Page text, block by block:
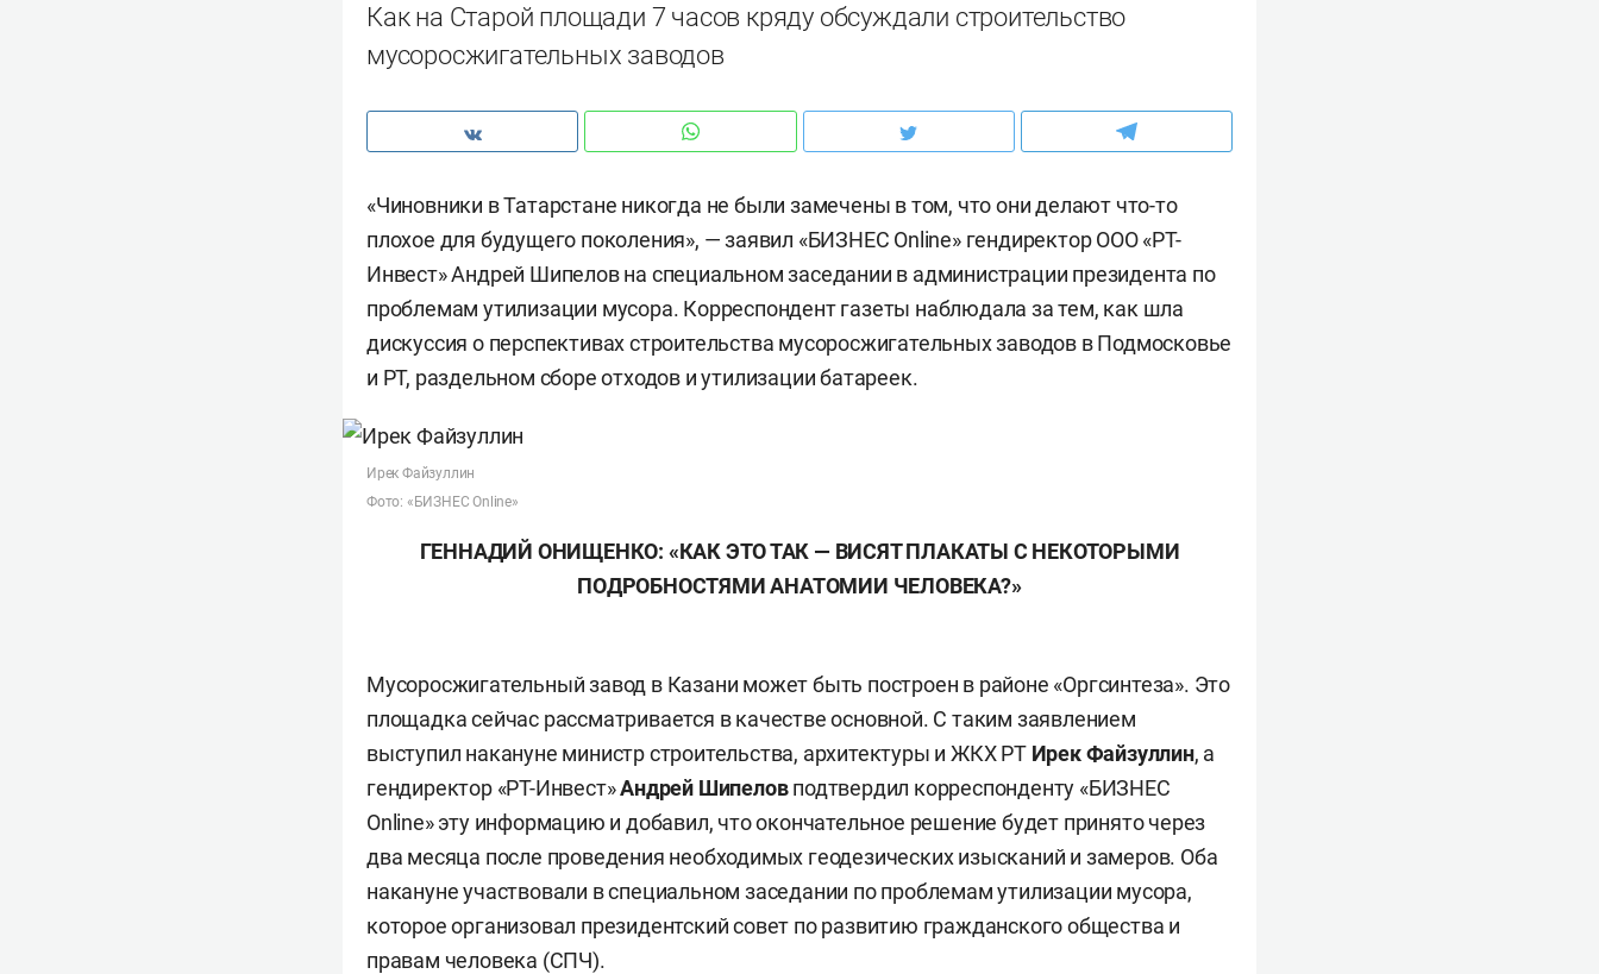
Как на Старой площади 7 часов кряду обсуждали строительство
мусоросжигательных заводов
«Чиновники в Татарстане никогда не были замечены в том, что они делают что-то
плохое для будущего поколения», — заявил «БИЗНЕС Online» гендиректор ООО «РТ-
Инвест» Андрей Шипелов на специальном заседании в администрации президента по
проблемам утилизации мусора. Корреспондент газеты наблюдала за тем, как шла
дискуссия о перспективах строительства мусоросжигательных заводов в Подмосковье
и РТ, раздельном сборе отходов и утилизации батареек.
Ирек Файзуллин
Фото: «БИЗНЕС Online»
ГЕННАДИЙ ОНИЩЕНКО: «КАК ЭТО ТАК — ВИСЯТ ПЛАКАТЫ С НЕКОТОРЫМИ
ПОДРОБНОСТЯМИ АНАТОМИИ ЧЕЛОВЕКА?»
Мусоросжигательный завод в Казани может быть построен в районе «Оргсинтеза». Это
площадка сейчас рассматривается в качестве основной. С таким заявлением
выступил накануне министр строительства, архитектуры и ЖКХ РТ Ирек Файзуллин, а
гендиректор «РТ-Инвест»Андрей Шипеловподтвердил корреспонденту «БИЗНЕС
Online» эту информацию и добавил, что окончательное решение будет принято через
два месяца после проведения необходимых геодезических изысканий и замеров. Оба
накануне участвовали в специальном заседании по проблемам утилизации мусора,
которое организовал президентский совет по развитию гражданского общества и
правам человека (СПЧ).